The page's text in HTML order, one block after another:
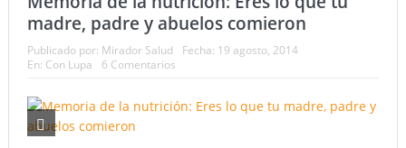
madre, padre y abuelos comieron
Publicado por: Mirador Salud Fecha: 19 agosto, 2014
En: Con Lupa 6 Comentarios